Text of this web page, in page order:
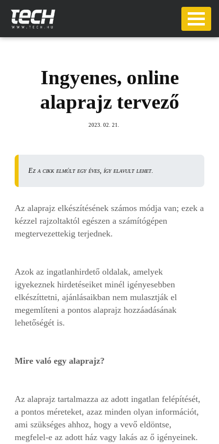
Ingyenes, online
alaprajz tervező
2023. 02. 21.
Ez a cikk elmúlt egy éves, így elavult lehet.
Az alaprajz elkészítésének számos módja van; ezek a
kézzel rajzoltaktól egészen a számítógépen
megtervezettekig terjednek.
Azok az ingatlanhirdető oldalak, amelyek
igyekeznek hirdetéseiket minél igényesebben
elkészíttetni, ajánlásaikban nem mulasztják el
megemlíteni a pontos alaprajz hozzáadásának
lehetőségét is.
Mire való egy alaprajz?
Az alaprajz tartalmazza az adott ingatlan felépítését,
a pontos méreteket, azaz minden olyan információt,
ami szükséges ahhoz, hogy a vevő eldöntse,
megfelel-e az adott ház vagy lakás az ő igényeinek.